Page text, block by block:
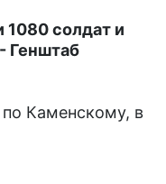
1080 солдат и
Генштаб
Каменскому, в